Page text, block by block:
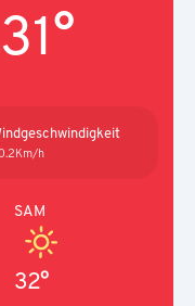
31°
h
SAM
32°